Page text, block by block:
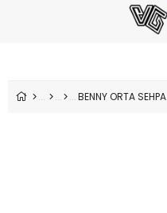
BENNY ORTA SEHPA